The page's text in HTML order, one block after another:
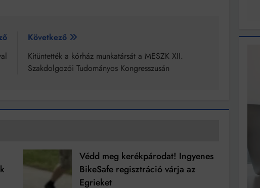
Következő
Kitüntették a kórház munkatársát a MESZK XII.
Szakdolgozói Tudományos Kongresszusán
Védd meg kerékpárodat! Ingyenes
BikeSafe regisztráció várja az
Egrieket